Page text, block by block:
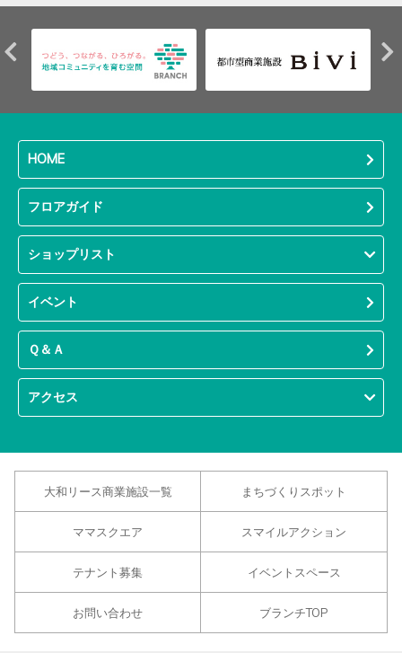
HOME
フロアガイド
ショップリスト
イベント
Ｑ＆Ａ
アクセス
大和リース商業施設一覧 まちづくりスポット
ママスクエア スマイルアクション
テナント募集 イベントスペース
お問い合わせ ブランチTOP